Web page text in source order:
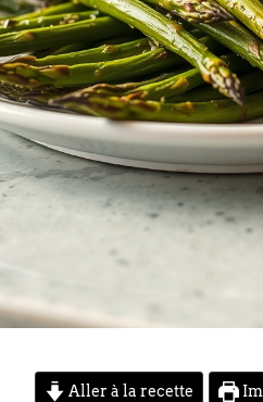
Aller à la recette